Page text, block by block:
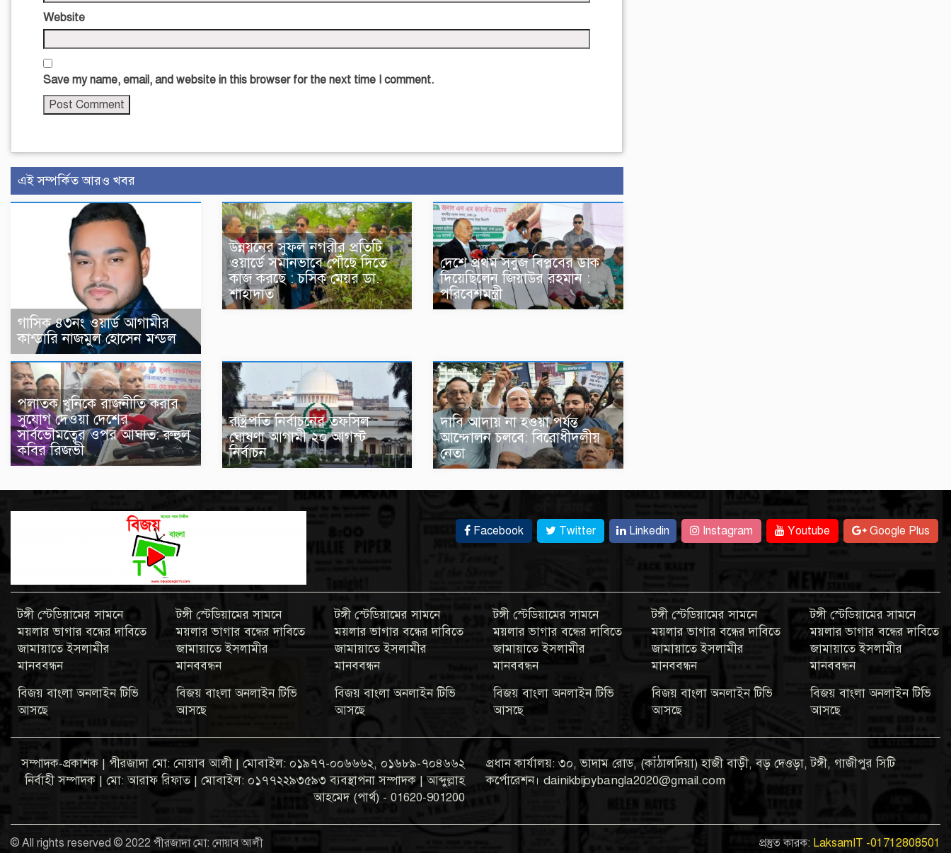
Website
Save my name, email, and website in this browser for the next time I comment.
এই সম্পর্কিত আরও খবর
গাসিক ৪৩নং ওয়ার্ড আগামীর
কান্ডারি নাজমুল হোসেন মন্ডল
উন্নয়নের সুফল নগরীর প্রতিটি
ওয়ার্ডে সমানভাবে পৌঁছে দিতে
কাজ করছে : চসিক মেয়র ডা.
শাহাদাত
দেশে প্রথম সবুজ বিপ্লবের ডাক
দিয়েছিলেন জিয়াউর রহমান :
পরিবেশমন্ত্রী
পলাতক খুনিকে রাজনীতি করার
সুযোগ দেওয়া দেশের
সার্বভৌমত্বের ওপর আঘাত: রুহুল
কবির রিজভী
রাষ্ট্রপতি নির্বাচনের তফসিল
ঘোষণা আগামী ২০ আগস্ট
নির্বাচন
দাবি আদায় না হওয়া পর্যন্ত
আন্দোলন চলবে: বিরোধীদলীয়
নেতা
Facebook Twitter Linkedin Instagram Youtube Google Plus
টঙ্গী স্টেডিয়ামের সামনে
ময়লার ভাগার বন্ধের দাবিতে
জামায়াতে ইসলামীর
মানববন্ধন
বিজয় বাংলা অনলাইন টিভি
আসছে
টঙ্গী স্টেডিয়ামের সামনে
ময়লার ভাগার বন্ধের দাবিতে
জামায়াতে ইসলামীর
মানববন্ধন
বিজয় বাংলা অনলাইন টিভি
আসছে
টঙ্গী স্টেডিয়ামের সামনে
ময়লার ভাগার বন্ধের দাবিতে
জামায়াতে ইসলামীর
মানববন্ধন
বিজয় বাংলা অনলাইন টিভি
আসছে
টঙ্গী স্টেডিয়ামের সামনে
ময়লার ভাগার বন্ধের দাবিতে
জামায়াতে ইসলামীর
মানববন্ধন
বিজয় বাংলা অনলাইন টিভি
আসছে
টঙ্গী স্টেডিয়ামের সামনে
ময়লার ভাগার বন্ধের দাবিতে
জামায়াতে ইসলামীর
মানববন্ধন
বিজয় বাংলা অনলাইন টিভি
আসছে
টঙ্গী স্টেডিয়ামের সামনে
ময়লার ভাগার বন্ধের দাবিতে
জামায়াতে ইসলামীর
মানববন্ধন
বিজয় বাংলা অনলাইন টিভি
আসছে
সম্পাদক-প্রকাশক | পীরজাদা মো: নোয়াব আলী | মোবাইল: ০১৯৭৭-০০৬৬৬২, ০১৬৮৯-৭০৪৬৬২
নির্বাহী সম্পাদক | মো: আরাফ রিফাত | মোবাইল: ০১৭৭২২৯৩৫৯৩ ব্যবস্থাপনা সম্পাদক | আব্দুল্লাহ
আহমেদ (পার্থ) - 01620-901200
প্রধান কার্যালয়: ৩০, ভাদাম রোড, (কাঁঠালদিয়া) হাজী বাড়ী, বড় দেওড়া, টঙ্গী, গাজীপুর সিটি
কর্পোরেশন। dainikbijoybangla2020@gmail.com
© All rights reserved © 2022 পীরজাদা মো: নোয়াব আলী প্রস্তুত কারক: LaksamIT -01712808501